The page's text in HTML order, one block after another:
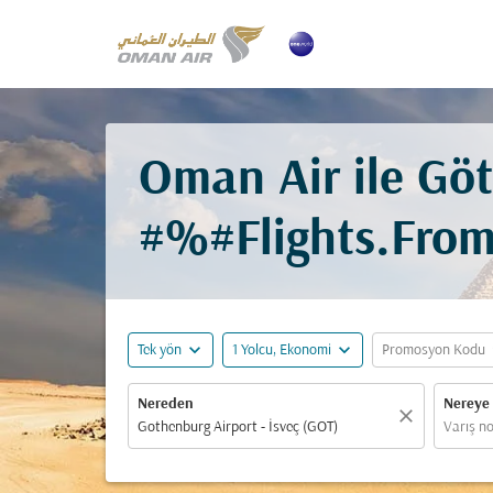
Oman Air ile
Tek yön expand_more 1 Yolcu, Ekonomi expand_more Promosyon Kodu
Nereden
close
Nereye